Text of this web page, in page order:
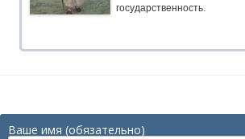
государственность.
Ваше имя (обязательно)